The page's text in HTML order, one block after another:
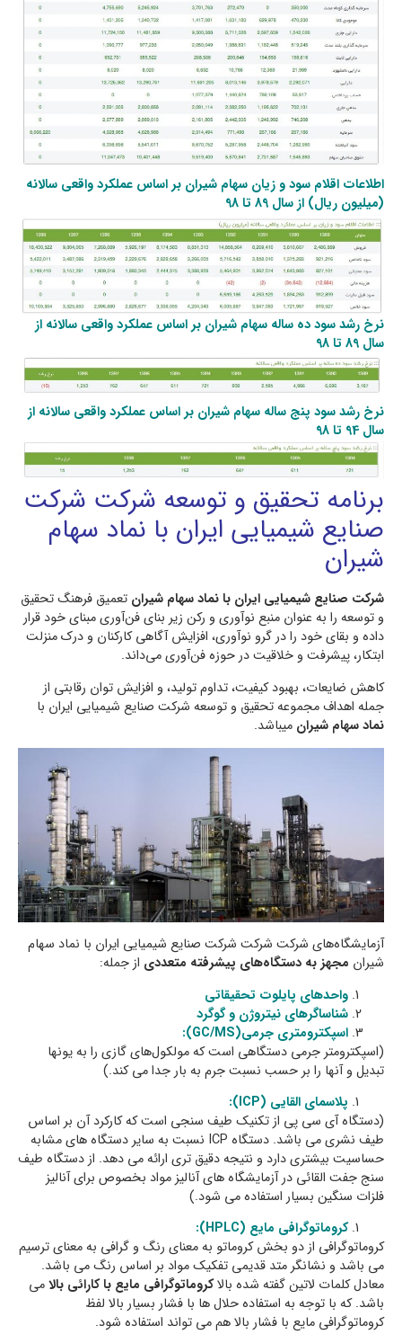
اطلاعات اقلام سود و زیان سهام شیران بر اساس عملکرد واقعی سالانه
(میلیون ریال) از سال 89 تا 98
نرخ رشد سود ده ساله سهام شیران بر اساس عملکرد واقعی سالانه از
سال 89 تا 98
نرخ رشد سود پنج ساله سهام شیران بر اساس عملکرد واقعی سالانه از
سال 94 تا 98
برنامه تحقیق و توسعه شرکت شرکت
صنايع شیميایی ايران با نماد سهام
شیران
شرکت صنايع شیميایی ايران با نماد سهام شیران تعميق فرهنگ تحقيق
و توسعه را به عنوان منبع نوآوري و ركن زير بناي فن‌آوري مبنای خود قرار
داده و بقاي خود را در گرو نوآوري، افزايش آگاهي كاركنان و درك منزلت
ابتكار، پيشرفت و خلاقیت در حوزه فن‌آوري مي‌داند.
كاهش ضايعات، بهبود كيفيت، تداوم توليد، و افزايش توان رقابتي از
جمله اهداف مجموعه تحقيق و توسعه شرکت صنايع شیميایی ايران با
نماد سهام شیران میباشد.
آزمايشگاه‌های شركت شرکت شرکت صنايع شیميایی ايران با نماد سهام
شیران مجهز به دستگاه‌هاي پیشرفته متعددی از جمله:
واحدهای پایلوت تحقیقاتی
شناساگرهای نیتروژن و گوگرد
اسپكترومتري جرمي(GC/MS):
(اسپکترومتر جرمی دستگاهی است که مولکول‌های گازی را به يونها
تبديل و آنها را بر حسب نسبت جرم به بار جدا مي كند.)
پلاسماي القايي (ICP):
(دستگاه آی سی پی از تکنیک طیف سنجی است که کارکرد آن بر اساس
طیف نشری می باشد. دستگاه ICP نسبت به سایر دستگاه های مشابه
حساسیت بیشتری دارد و نتیجه دقیق تری ارائه می دهد. از دستگاه طیف
سنج جفت القائی در آزمایشگاه های آنالیز مواد بخصوص برای آنالیز
فلزات سنگین بسیار استفاده می شود.)
كروماتوگرافي مايع (HPLC):
کروماتوگرافی از دو بخش کروماتو به معنای رنگ و گرافی به معنای ترسیم
می باشد و نشانگر متد قدیمی تفکیک مواد بر اساس رنگ می باشد.
معادل کلمات لاتین گفته شده بالاکروماتوگرافی مایع با کارائی بالامی
باشد. که با توجه به استفاده حلال ها با فشار بسیار بالا لفظ
کروماتوگرافی مایع با فشار بالا هم می تواند استفاده شود.